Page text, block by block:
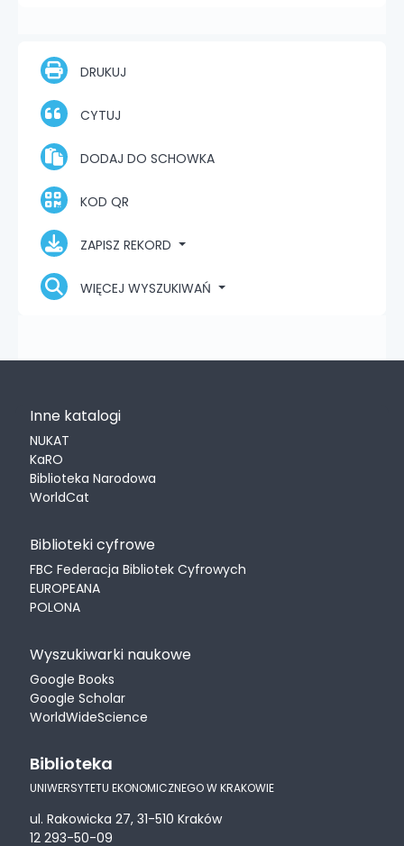
DRUKUJ
CYTUJ
DODAJ DO SCHOWKA
KOD QR
ZAPISZ REKORD
WIĘCEJ WYSZUKIWAŃ
Inne katalogi
NUKAT
KaRO
Biblioteka Narodowa
WorldCat
Biblioteki cyfrowe
FBC Federacja Bibliotek Cyfrowych
EUROPEANA
POLONA
Wyszukiwarki naukowe
Google Books
Google Scholar
WorldWideScience
Biblioteka
UNIWERSYTETU EKONOMICZNEGO W KRAKOWIE
ul. Rakowicka 27, 31-510 Kraków
12 293-50-09